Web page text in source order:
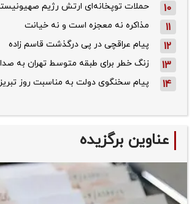
10 حملات توپخانه‌ای ارتش رژیم
11 مذاکره نه معجزه است و نه خیانت
12 پیام عراقچی در پی درگذشت قاسم‌ زاده
13 زنگ خطر برای طبقه متوسط تهران به
14 پیام سخنگوی دولت به مناسبت روز تبریز
عناوین برگزیده